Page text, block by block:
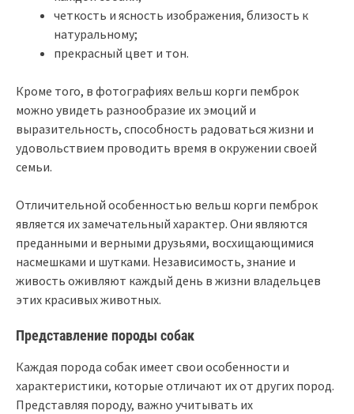
четкость и ясность изображения, близость к
натуральному;
прекрасный цвет и тон.
Кроме того, в фотографиях вельш корги пемброк
можно увидеть разнообразие их эмоций и
выразительность, способность радоваться жизни и
удовольствием проводить время в окружении своей
семьи.
Отличительной особенностью вельш корги пемброк
является их замечательный характер. Они являются
преданными и верными друзьями, восхищающимися
насмешками и шутками. Независимость, знание и
живость оживляют каждый день в жизни владельцев
этих красивых животных.
Представление породы собак
Каждая порода собак имеет свои особенности и
характеристики, которые отличают их от других пород.
Представляя породу, важно учитывать их